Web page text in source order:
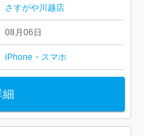
さすがや川越店
08月06日
iPhone・スマホ
細